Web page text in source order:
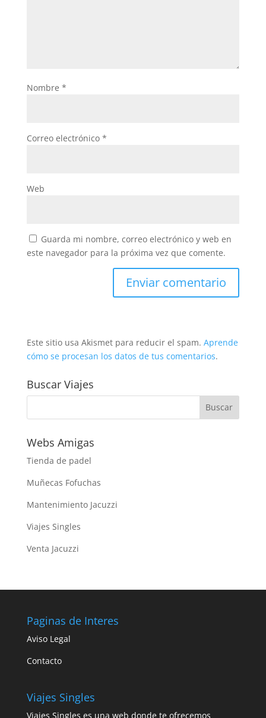
Nombre *
Correo electrónico *
Web
Guarda mi nombre, correo electrónico y web en
este navegador para la próxima vez que comente.
Este sitio usa Akismet para reducir el spam. Aprende
cómo se procesan los datos de tus comentarios.
Buscar Viajes
Webs Amigas
Tienda de padel
Muñecas Fofuchas
Mantenimiento Jacuzzi
Viajes Singles
Venta Jacuzzi
Paginas de Interes
Aviso Legal
Contacto
Viajes Singles
Viajes Singles es una web donde te ofrecemos